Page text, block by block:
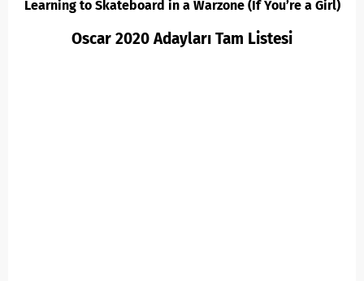
Learning to Skateboard in a Warzone (If You’re a Girl)
Oscar 2020 Adayları Tam Listesi